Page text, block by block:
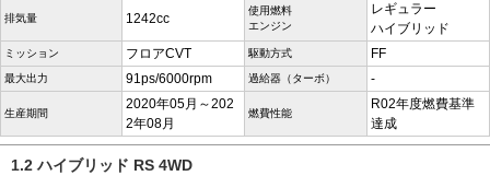
排気量 1242cc
使用燃料
エンジン
レギュラー
ハイブリッド
ミッション フロアCVT 駆動方式 FF
最大出力 91ps/6000rpm 過給器（ターボ） -
生産期間
2020年05月～202
2年08月
燃費性能
R02年度燃費基準
達成
1.2 ハイブリッド RS 4WD